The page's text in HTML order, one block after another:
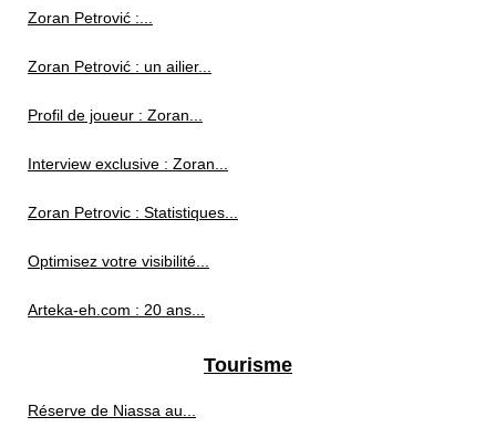
Zoran Petrović :...
Zoran Petrović : un ailier...
Profil de joueur : Zoran...
Interview exclusive : Zoran...
Zoran Petrovic : Statistiques...
Optimisez votre visibilité...
Arteka-eh.com : 20 ans...
Tourisme
Réserve de Niassa au...